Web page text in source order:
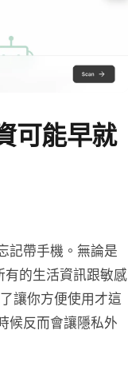
可能早就
記帶手機。無論是
有的生活資訊跟敏感
讓你方便使用才這
候反而會讓隱私外